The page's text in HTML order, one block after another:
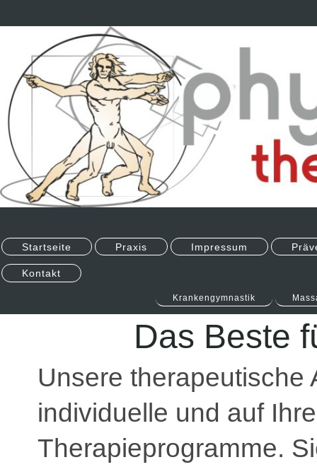
Startseite Praxis Impressum
Kontakt
Krankengymnastik
Das Beste
Unsere therapeutische
individuelle und auf
Therapieprogramme.